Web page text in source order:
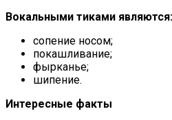
Вокальными тиками являются:
сопение носом;
покашливание;
фырканье;
шипение.
Интересные факты